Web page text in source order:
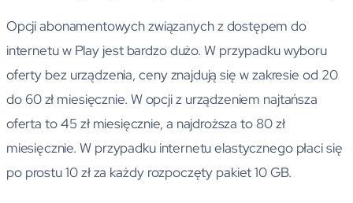
Opcji abonamentowych związanych z dostępem do
internetu w Play jest bardzo dużo. W przypadku wyboru
oferty bez urządzenia, ceny znajdują się w zakresie od 20
do 60 zł miesięcznie. W opcji z urządzeniem najtańsza
oferta to 45 zł miesięcznie, a najdroższa to 80 zł
miesięcznie. W przypadku internetu elastycznego płaci się
po prostu 10 zł za każdy rozpoczęty pakiet 10 GB.